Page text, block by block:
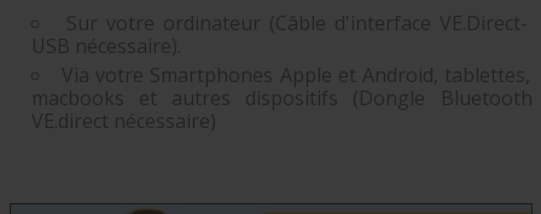
Sur votre ordinateur (Câble d'interface VE.Direct-
USB nécessaire).
Via votre Smartphones Apple et Android, tablettes,
macbooks et autres dispositifs (Dongle Bluetooth
VE.direct nécessaire)